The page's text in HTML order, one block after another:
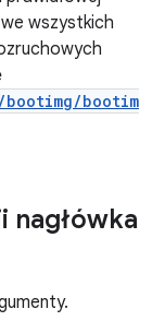
wszystkich
bootim
nagłówka